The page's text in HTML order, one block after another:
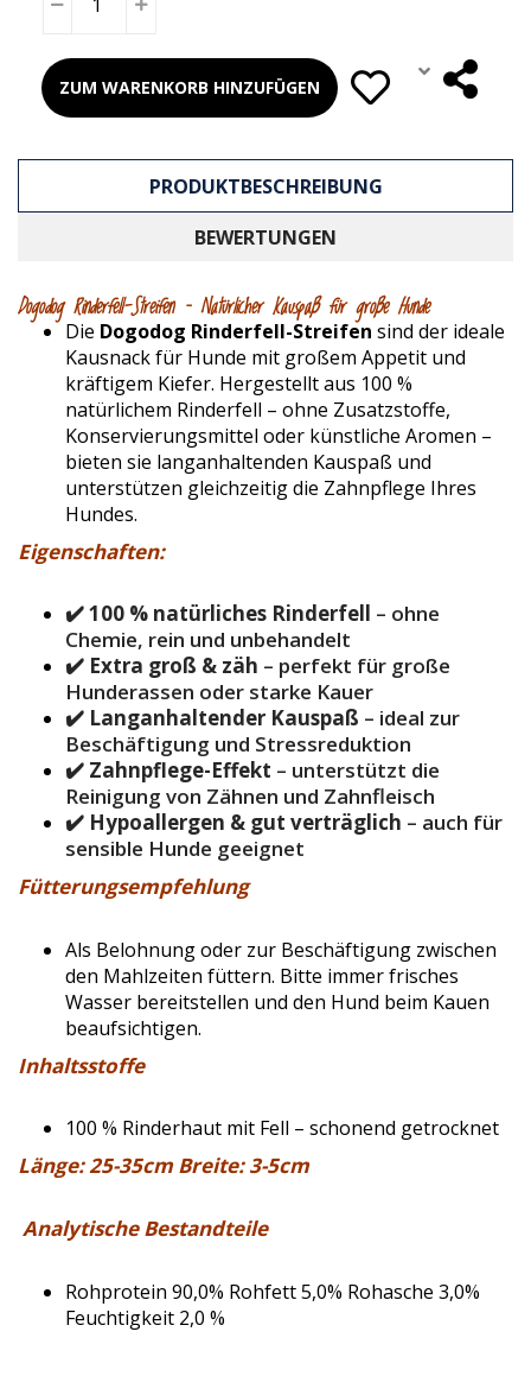
ZUM WARENKORB HINZUFÜGEN
PRODUKTBESCHREIBUNG
BEWERTUNGEN
Dogodog Rinderfell-Streifen – Natürlicher Kauspaß für große Hunde
Die Dogodog Rinderfell-Streifen sind der ideale
Kausnack für Hunde mit großem Appetit und
kräftigem Kiefer. Hergestellt aus 100 %
natürlichem Rinderfell – ohne Zusatzstoffe,
Konservierungsmittel oder künstliche Aromen –
bieten sie langanhaltenden Kauspaß und
unterstützen gleichzeitig die Zahnpflege Ihres
Hundes.
Eigenschaften:
✔️100 % natürliches Rinderfell – ohne
Chemie, rein und unbehandelt
✔️ Extra groß & zäh – perfekt für große
Hunderassen oder starke Kauer
✔️ Langanhaltender Kauspaß – ideal zur
Beschäftigung und Stressreduktion
✔️ Zahnpflege-Effekt – unterstützt die
Reinigung von Zähnen und Zahnfleisch
✔️ Hypoallergen & gut verträglich – auch für
sensible Hunde geeignet
Fütterungsempfehlung
Als Belohnung oder zur Beschäftigung zwischen
den Mahlzeiten füttern. Bitte immer frisches
Wasser bereitstellen und den Hund beim Kauen
beaufsichtigen.
Inhaltsstoffe
100 % Rinderhaut mit Fell – schonend getrocknet
Länge: 25-35cm Breite: 3-5cm
Analytische Bestandteile
Rohprotein 90,0% Rohfett 5,0% Rohasche 3,0%
Feuchtigkeit 2,0 %